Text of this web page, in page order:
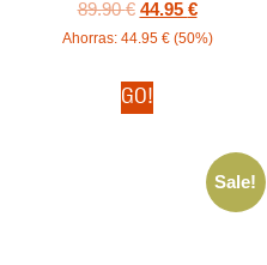
89.90€ 44.95 €
Ahorras: 44.95 € (50%)
GO!
Sale!